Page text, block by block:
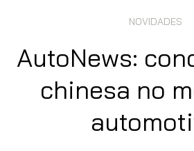
NOVIDADES
AutoNews:
chinesa no